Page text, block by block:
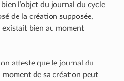
l’objet du journal du cycle
de la création supposée,
existait bien au moment
atteste que le journal du
moment de sa création peut